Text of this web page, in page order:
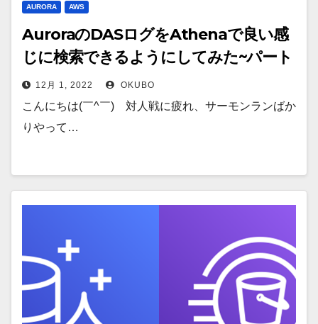
AURORA AWS
AuroraのDASログをAthenaで良い感
じに検索できるようにしてみた~パート
2/3~
12月 1, 2022 OKUBO
こんにちは(￣^￣)ゞ対人戦に疲れ、サーモンランばか
りやって…